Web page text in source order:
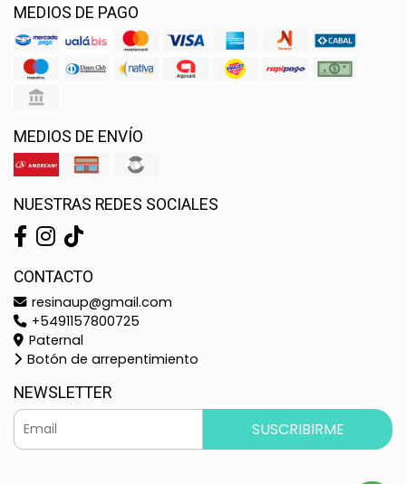
MEDIOS DE PAGO
MEDIOS DE ENVÍO
NUESTRAS REDES SOCIALES
CONTACTO
resinaup@gmail.com
+5491157800725
Paternal
Botón de arrepentimiento
NEWSLETTER
SUSCRIBIRME